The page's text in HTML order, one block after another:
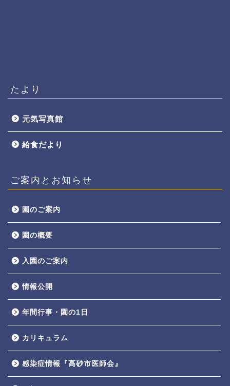
たより
元気写真館
給食だより
ご案内とお知らせ
園のご案内
園の概要
入園のご案内
情報公開
年間行事・園の1日
カリキュラム
感染症情報『高砂市医師会』